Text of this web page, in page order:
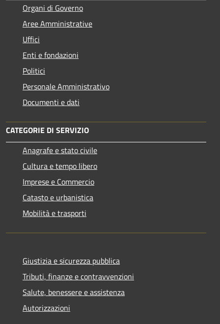
Organi di Governo
Aree Amministrative
Uffici
Enti e fondazioni
Politici
Personale Amministrativo
Documenti e dati
CATEGORIE DI SERVIZIO
Anagrafe e stato civile
Cultura e tempo libero
Imprese e Commercio
Catasto e urbanistica
Mobilità e trasporti
Giustizia e sicurezza pubblica
Tributi, finanze e contravvenzioni
Salute, benessere e assistenza
Autorizzazioni